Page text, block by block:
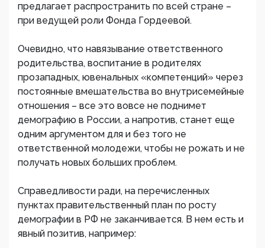
предлагает распространить по всей стране –
при ведущей роли Фонда Гордеевой.
Очевидно, что навязывание ответственного
родительства, воспитание в родителях
прозападных, ювенальных «компетенций» через
постоянные вмешательства во внутрисемейные
отношения – все это вовсе не поднимет
демографию в России, а напротив, станет еще
одним аргументом для и без того не
ответственной молодежи, чтобы не рожать и не
получать новых больших проблем.
Справедливости ради, на перечисленных
пунктах правительственный план по росту
демографии в РФ не заканчивается. В нем есть и
явный позитив, например: